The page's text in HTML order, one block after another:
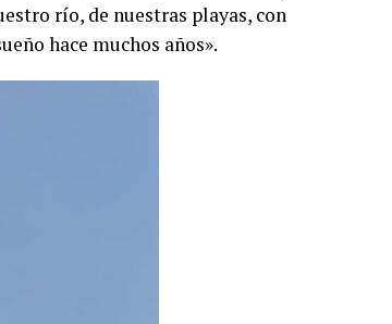
río, de nuestras playas, con
hace muchos años».